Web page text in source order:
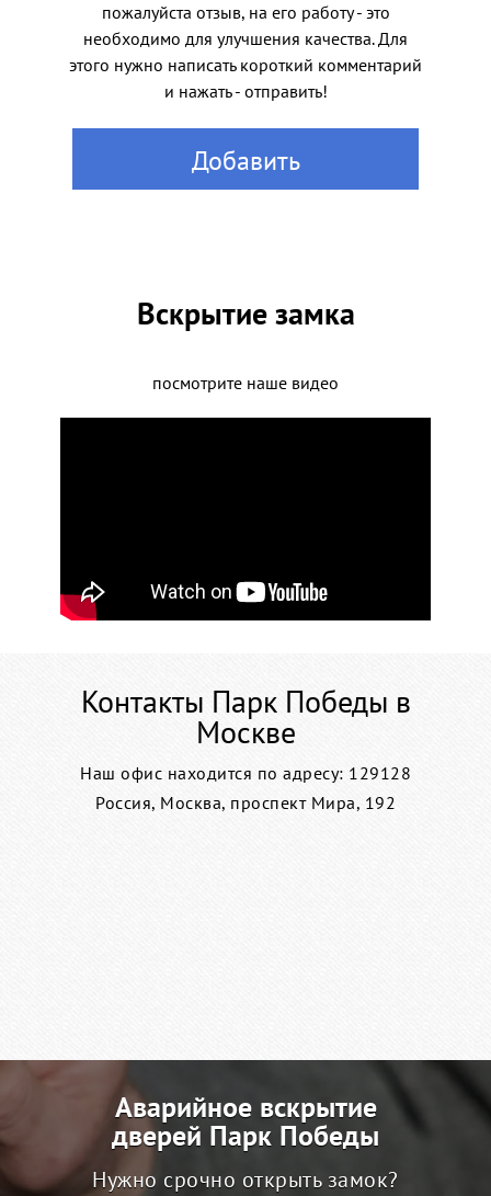
пожалуйста отзыв, на его работу - это
необходимо для улучшения качества. Для
этого нужно написать короткий комментарий
и нажать - отправить!
Добавить
Вскрытие замка
посмотрите наше видео
Контакты Парк Победы в
Москве
Наш офис находится по адресу: 129128
Россия, Москва, проспект Мира, 192
Аварийное вскрытие
дверей Парк Победы
Нужно срочно открыть замок?